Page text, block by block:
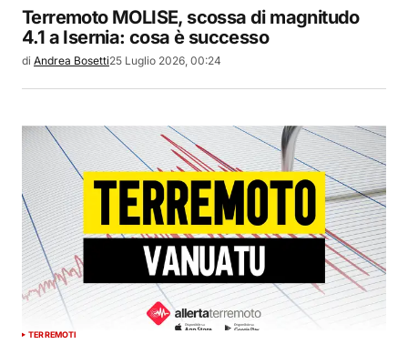
Terremoto MOLISE, scossa di magnitudo
4.1 a Isernia: cosa è successo
di Andrea Bosetti25 Luglio 2026, 00:24
TERREMOTI